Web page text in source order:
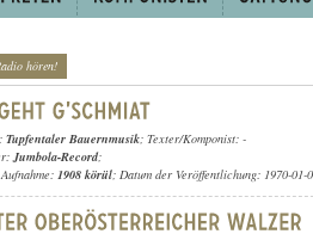
hören!
Tupfentaler Bauernmusik; Texter/Komponist: -
Jumbola-Record;
1908 körül; Datum der Veröffentlichung: 1970-01-